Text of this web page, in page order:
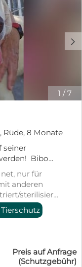
1 /7
d
8 Monate
seiner
Bibo
Bibiana
Ein
dann diese
die Lida,
Die
Bibo erkennt
der
Junghund
geht
sich über
nur für
anderen
sterilisiert,
dem
§11
Preis auf Anfrage
(Schutzgebühr)